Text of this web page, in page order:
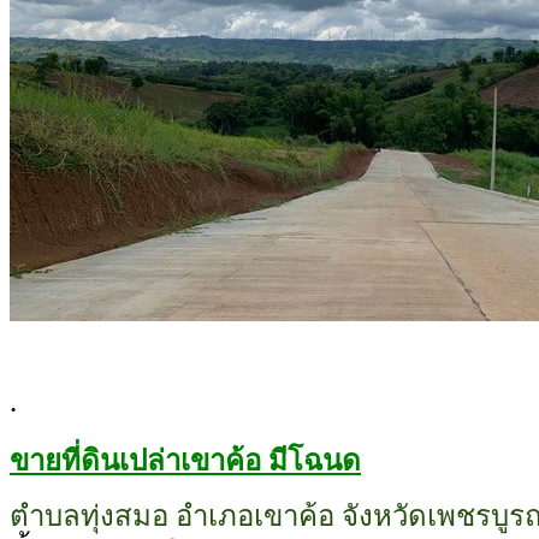
.
ขายที่ดินเปล่าเขาค้อ มีโฉนด
ตำบลทุ่งสมอ อำเภอเขาค้อ จังหวัดเพชรบู